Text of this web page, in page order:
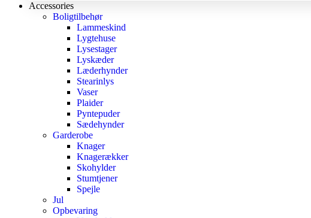
Accessories
Boligtilbehør
Lammeskind
Lygtehuse
Lysestager
Lyskæder
Læderhynder
Stearinlys
Vaser
Plaider
Pyntepuder
Sædehynder
Garderobe
Knager
Knagerækker
Skohylder
Stumtjener
Spejle
Jul
Opbevaring